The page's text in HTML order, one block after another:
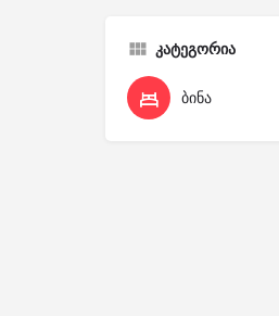
კატეგორია
ბინა